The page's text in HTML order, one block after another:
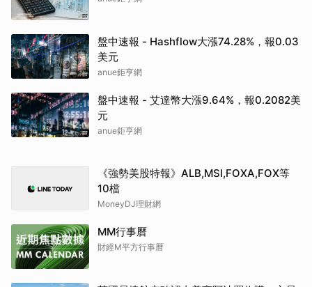
anue鉅亨網
《強勢美股特報》ALB,MSI,FOXA,FOX等
MoneyDJ理財網
MM行事曆
英國易捷航空確認由美商阿波羅收購 交易
額達57億英鎊